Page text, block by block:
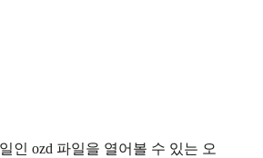
인 ozd 파일을 열어볼 수 있는 오